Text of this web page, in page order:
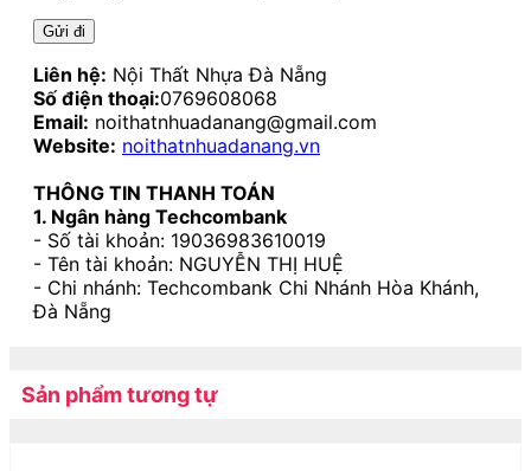
Liên hệ: Nội Thất Nhựa Đà Nẵng
Số điện thoại:0769608068
Email: noithatnhuadanang@gmail.com
Website: noithatnhuadanang.vn
THÔNG TIN THANH TOÁN
1. Ngân hàng Techcombank
- Số tài khoản: 19036983610019
- Tên tài khoản: NGUYỄN THỊ HUỆ
- Chi nhánh: Techcombank Chi Nhánh Hòa Khánh,
Đà Nẵng
Sản phẩm tương tự